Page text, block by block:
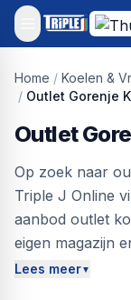
Home / Koelen &
/ Outlet Gorenje
Outlet
Op zoek naar
Triple J Online
aanbod outlet
eigen magazijn
producten zijn
Lees meer▼